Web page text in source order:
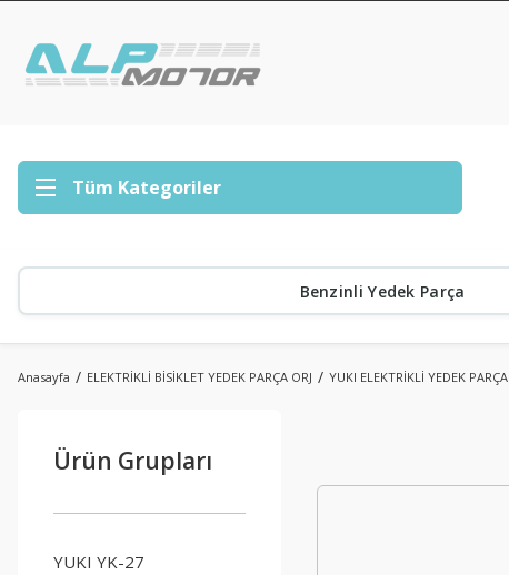
Tüm Kategoriler
Benzinli Yedek Parça
Anasayfa ELEKTRİKLİ BİSİKLET YEDEK PARÇA ORJ YUKI ELEKTRİKLİ YEDEK PARÇA
Ürün Grupları
YUKI YK-27